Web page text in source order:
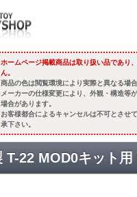
ホームページ掲載商品は取り扱い品であり
ん。
商品の色は閲覧環境により実際と異なる場合
メーカーの仕様変更により、外観・構造等
場合があります。
お客様都合によるキャンセルは不可とさせ
承下さい。